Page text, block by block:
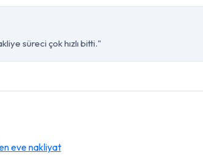
süreci çok hızlı bitti."
eve nakliyat